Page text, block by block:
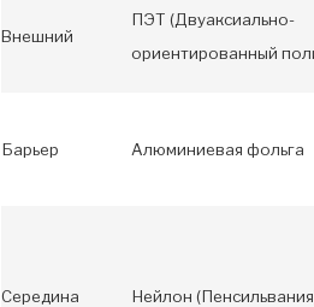
Внешний
ПЭТ (Двуаксиально-
ориентированный
Барьер Алюминиевая фольга
Середина Нейлон